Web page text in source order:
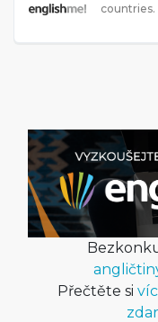
countries.
Přečtěte si